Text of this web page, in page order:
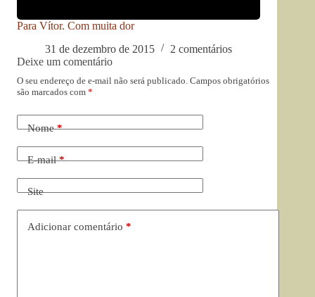
Para Vítor. Com muita dor
31 de dezembro de 2015
2 comentários
Deixe um comentário
O seu endereço de e-mail não será publicado. Campos obrigatórios
são marcados com *
Nome*
E-mail*
Site
Adicionar comentário *